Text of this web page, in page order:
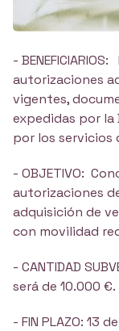
-
autorizaciones
vigentes,
expedidas por la
por los servicios
- OBJETIVO:
autorizaciones
adquisición de
con movilidad
- CANTIDAD
será de 10.000 €.
- FIN PLAZO: 13